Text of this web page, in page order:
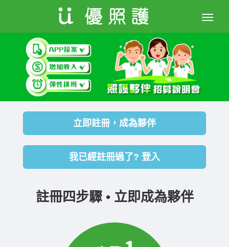
Toggle
立即註冊，成為夥伴
我已經註冊過了? 登入
註冊四步驟 • 立即成為夥伴